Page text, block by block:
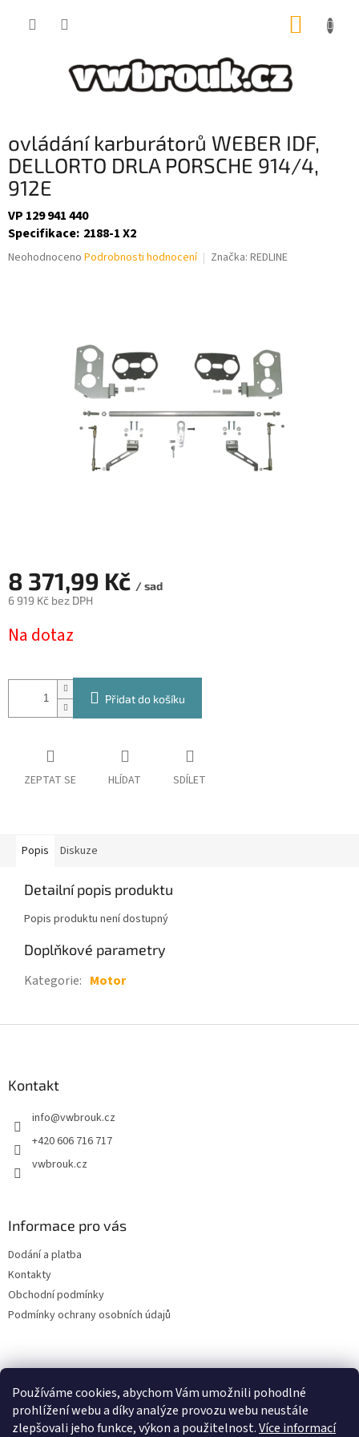
Používáme cookies, abychom Vám umožnili pohodlné
prohlížení webu a díky analýze provozu webu neustále
zlepšovali jeho funkce, výkon a použitelnost.Více informací
ovládání karburátorů WEBER IDF,
DELLORTO DRLA PORSCHE 914/4,
912E
VP 129 941 440
Specifikace: 2188-1 X2
Průměrné
Neohodnoceno Podrobnosti hodnocení Značka: REDLINE
8 371,99 Kč / sad
6 919 Kč bez DPH
cena:
Na dotaz
Přidat do košíku
ZEPTAT SE HLÍDAT SDÍLET
Popis Diskuze
Detailní popis produktu
Popis produktu není dostupný
Doplňkové parametry
Kategorie: Motor
Kontakt
info@vwbrouk.cz
+420 606 716 717
vwbrouk.cz
Informace pro vás
Dodání a platba
Kontakty
Obchodní podmínky
Podmínky ochrany osobních údajů